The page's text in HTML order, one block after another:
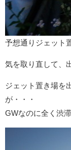
予想通りジェット
気を取り直して、
ジェット置き場を
が・・・
GWなのに全く渋